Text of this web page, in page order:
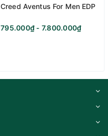
Creed Aventus For Men EDP
795.000₫ - 7.800.000₫